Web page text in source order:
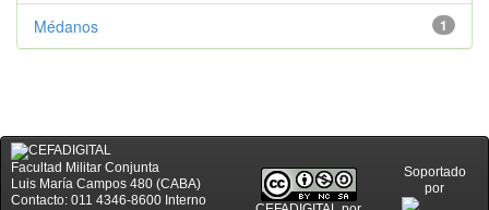
1
Médanos
Facultad Militar Conjunta
Luis María Campos 480 (CABA)
Contacto: 011 4346-8600 Interno
Soportado
por